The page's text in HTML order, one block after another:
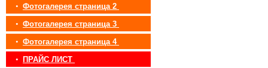
• Фотогалерея страница 2
• Фотогалерея страница 3
• Фотогалерея страница 4
•
ПРАЙС ЛИСТ